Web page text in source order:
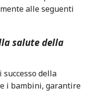
alle seguenti
salute della
della
i bambini, garantire